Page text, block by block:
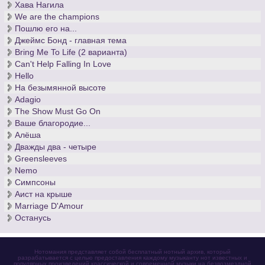
Хава Нагила
We are the champions
Пошлю его на...
Джеймс Бонд - главная тема
Bring Me To Life (2 варианта)
Can't Help Falling In Love
Hello
На безымянной высоте
Adagio
The Show Must Go On
Ваше благородие...
Алёша
Дважды два - четыре
Greensleeves
Nemo
Симпсоны
Аист на крыше
Marriage D'Amour
Останусь
Нотомания представляет собой бесплатный нотный архив, который
разрабатывается с целью предоставления каждому музыканту нот известных и
популярных произведений классической и современной музыки на безвозмездной